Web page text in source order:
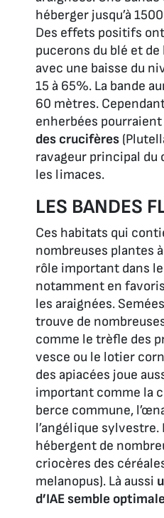
héberger jusqu’à
Des effets positifs
pucerons du blé et
avec une baisse du
15 à 65%. La bande
60 mètres.
enherbées
des crucifères (
ravageur principal du
les limaces.
LES BANDES
Ces habitats qui
nombreuses plantes
rôle important dans
notamment en
les araignées.
trouve de
comme le trèfle des
vesce ou le lotier
des apiacées joue
important comme la
berce commune,
l’angélique
hébergent de
criocères des
melanopus). Là aussi
d’IAE semble